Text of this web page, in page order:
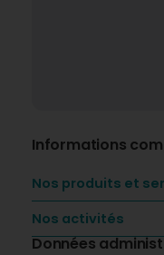
Informations
Nos produits et
Nos activités
Données